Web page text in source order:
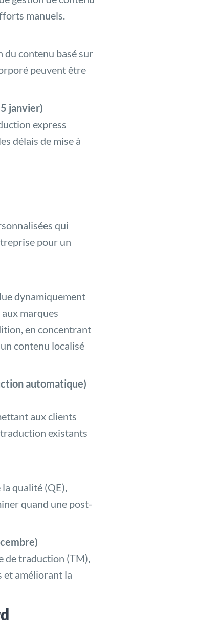
manuels.
contenu basé sur
peuvent être
janvier)
express
délais de mise à
qui
pour un
dynamiquement
marques
en concentrant
contenu localisé
automatique)
aux clients
existants
qualité (QE),
quand une post-
de traduction (TM),
et améliorant la